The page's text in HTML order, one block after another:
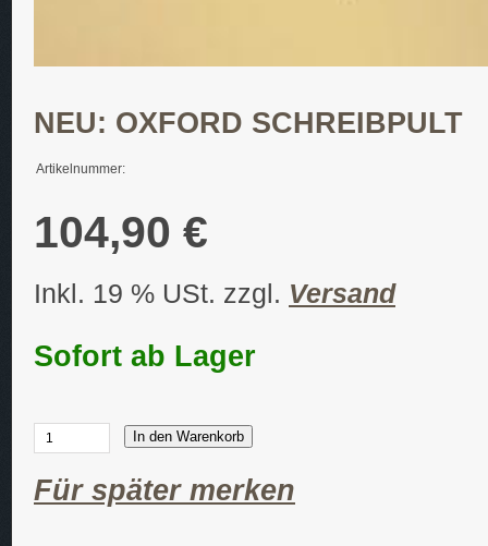
NEU: OXFORD SCHREIBPULT
Artikelnummer:
104,90 €
Inkl. 19 % USt. zzgl. Versand
Sofort ab Lager
In den Warenkorb
Für später merken